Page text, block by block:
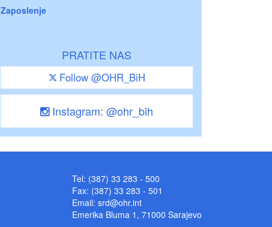
Zaposlenje
PRATITE NAS
Follow @OHR_BiH
Instagram: @ohr_bih
Tel: (387) 33 283 - 500
Fax: (387) 33 283 - 501
Email: srd@ohr.int
Emerika Bluma 1, 71000 Sarajevo